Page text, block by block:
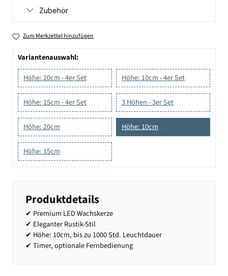
Zubehör
Zum Merkzettel hinzufügen
Variantenauswahl:
Höhe: 20cm - 4er Set
Höhe: 10cm - 4er Set
Höhe: 15cm - 4er Set 3 Höhen - 3er Set
Höhe: 20cm Höhe: 10cm
Höhe: 15cm
Produktdetails
✔ Premium LED Wachskerze
✔ Eleganter Rustik-Stil
✔ Höhe: 10cm, bis zu 1000 Std. Leuchtdauer
✔ Timer, optionale Fernbedienung